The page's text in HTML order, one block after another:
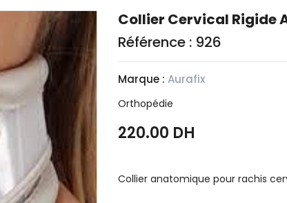
Collier Cervical Rigide
Référence : 926
Marque : Aurafix
Orthopédie
220.00 DH
Collier anatomique
appui